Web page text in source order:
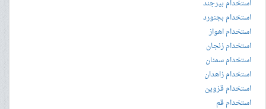
استخدام بیرجند
استخدام بجنورد
استخدام اهواز
استخدام زنجان
استخدام سمنان
استخدام زاهدان
استخدام قزوین
استخدام قم